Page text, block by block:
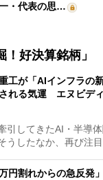
・代表の思…
好決算銘柄」
工が「AIインフラの
れる気運 エヌビデ
引してきたAI・半導
うしたなか、再び注
円割れからの急反発